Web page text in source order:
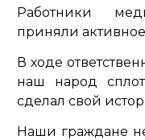
Работники
приняли
В ходе
наш народ
сделал свой
Наши граждане